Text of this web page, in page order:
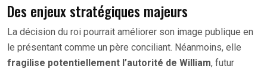
Des enjeux stratégiques majeurs
La décision du roi pourrait améliorer son image publique en
le présentant comme un père conciliant. Néanmoins, elle
fragilise potentiellement l’autorité de William, futur